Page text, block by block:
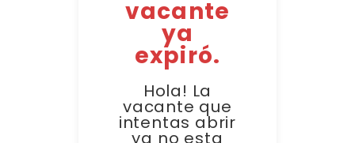
vacante
ya
expiró.
Hola! La
vacante que
intentas abrir
ya no esta